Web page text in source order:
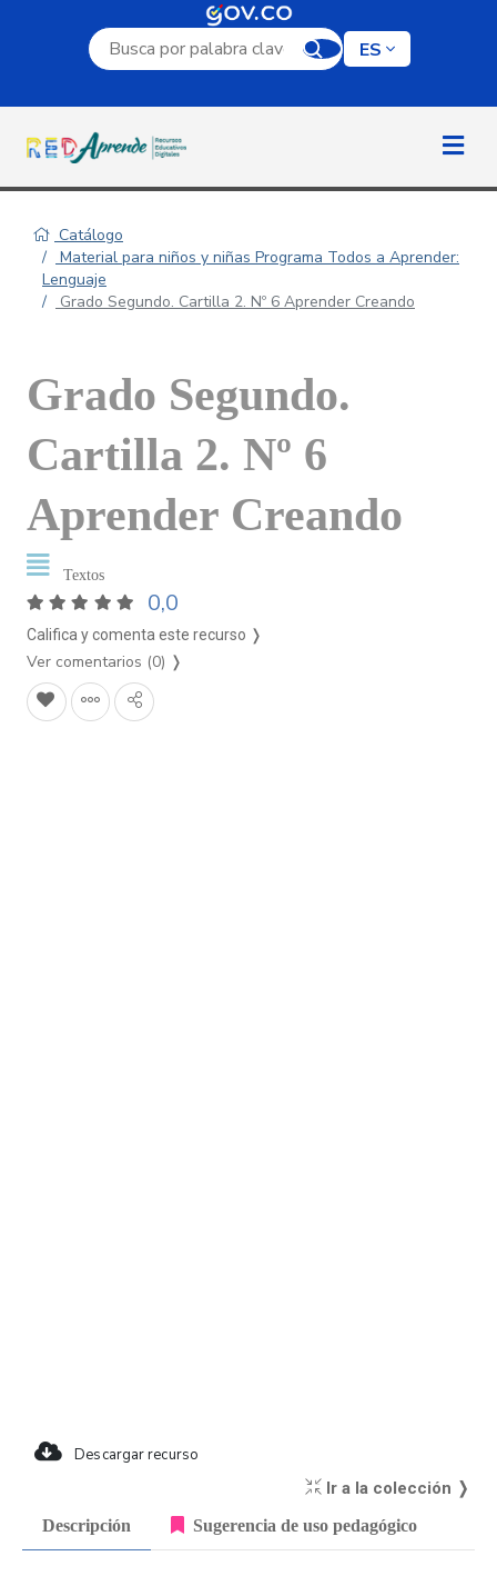
Campo de búsqueda por palabra clave
ES
Catálogo
Material para niños y niñas Programa Todos a Aprender:
Lenguaje
Grado Segundo. Cartilla 2. Nº 6 Aprender Creando
Grado Segundo.
Cartilla 2. Nº 6
Aprender Creando
Textos
0,0
Califica y comenta este recurso ❭
Ver comentarios (0) ❭
Descargar recurso
Ir a la colección ❭
Descripción Sugerencia de uso pedagógico